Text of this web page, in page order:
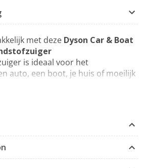
met deze Dyson Car & Boat
is ideaal voor het
auto, een boot, je huis of moeilijk
als 0,3 micron, inclusief